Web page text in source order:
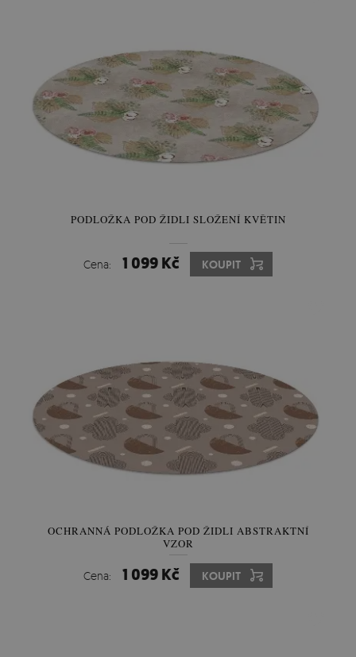
PODLOŽKA POD ŽIDLI SLOŽENÍ KVĚTIN
Cena: 1 099 Kč KOUPIT
OCHRANNÁ PODLOŽKA POD ŽIDLI ABSTRAKTNÍ
VZOR
Cena: 1 099 Kč KOUPIT